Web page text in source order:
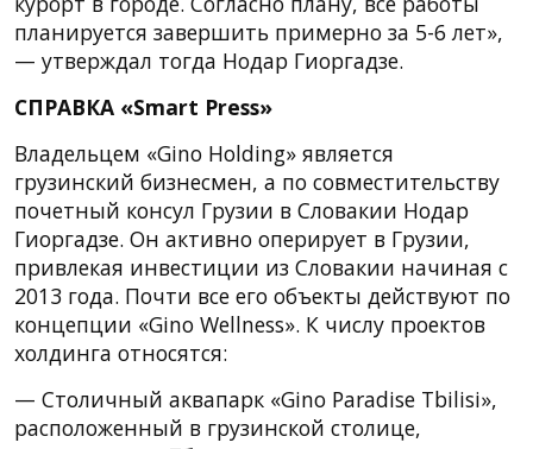
планируется завершить примерно за 5-6 лет»,
— утверждал тогда Нодар Гиоргадзе.
СПРАВКА «Smart Press»
Владельцем «Gino Holding» является
грузинский бизнесмен, а по совместительству
почетный консул Грузии в Словакии Нодар
Гиоргадзе. Он активно оперирует в Грузии,
привлекая инвестиции из Словакии начиная с
2013 года. Почти все его объекты действуют по
концепции «Gino Wellness». К числу проектов
холдинга относятся:
— Столичный аквапарк «Gino Paradise Tbilisi»,
расположенный в грузинской столице,